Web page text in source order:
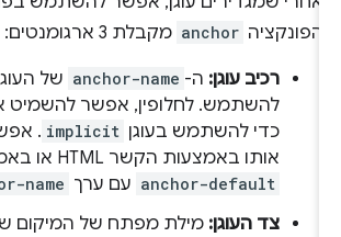
הפונקציה anchor מקבלת 3 ארגומנטים:
רכיב עוגן:ה- anchor-name של העוגן
להשתמש. לחלופין, אפשר להשמיט
כדי להשתמש בעוגן implicit . אפשר
אותו באמצעות הקשר HTML או באמצעות נכס
anchor-default עם ערך name
צד העוגן:מילת מפתח של המיקום שבו